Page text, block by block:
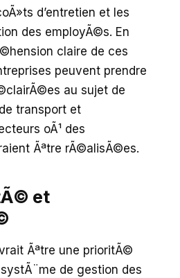
d’entretien et les
des employÃ©s. En
claire de ces
peuvent prendre
au sujet de
transport et
oÃ¹ des
Ãªtre rÃ©alisÃ©es.
et
Ãªtre une prioritÃ©
de gestion des